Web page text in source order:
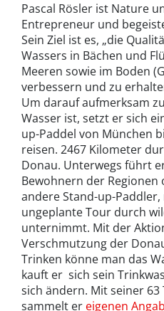
Pascal Rösler ist Nature
Entrepreneur und
Sein Ziel ist es, „die
Wassers in Bächen und
Meeren sowie im Boden
verbessern und zu
Um darauf aufmerksam
Wasser ist, setzt er sich
up-Paddel von München
reisen. 2467 Kilometer
Donau. Unterwegs führt
Bewohnern der
andere Stand-up-
ungeplante Tour durch
unternimmt. Mit der
Verschmutzung der
Trinken könne man das
kauft er sich sein
sich ändern. Mit seiner 63
sammelt er eigenen